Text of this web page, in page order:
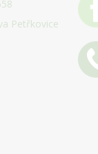
Petřkovice